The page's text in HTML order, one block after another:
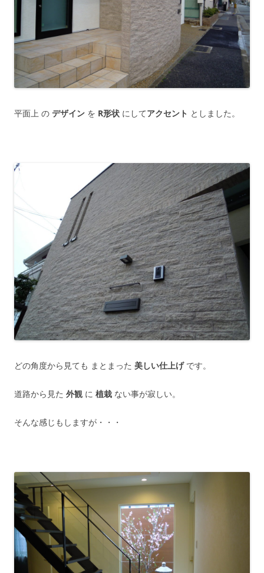
平面上 の デザイン を R形状 にしてアクセント としました。
どの角度から見ても まとまった 美しい仕上げです。
道路から見た 外観 に 植栽 ない事が寂しい。
そんな感じもしますが・・・